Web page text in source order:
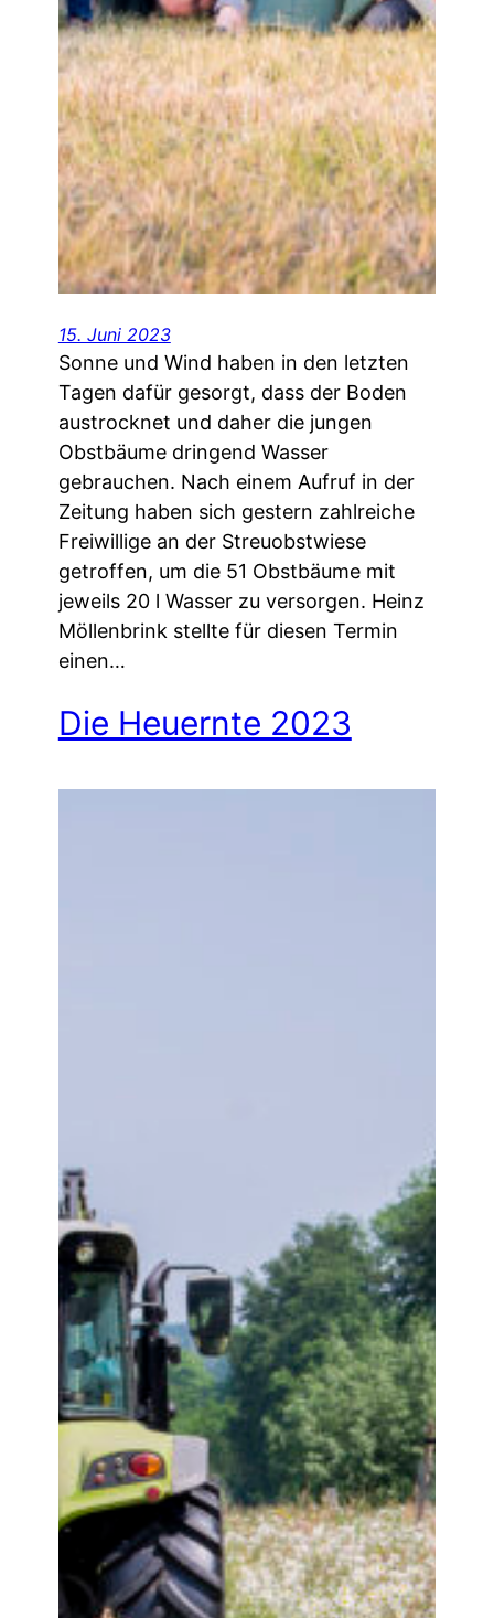
15. Juni 2023
Sonne und Wind haben in den letzten
Tagen dafür gesorgt, dass der Boden
austrocknet und daher die jungen
Obstbäume dringend Wasser
gebrauchen. Nach einem Aufruf in der
Zeitung haben sich gestern zahlreiche
Freiwillige an der Streuobstwiese
getroffen, um die 51 Obstbäume mit
jeweils 20 l Wasser zu versorgen. Heinz
Möllenbrink stellte für diesen Termin
einen…
Die Heuernte 2023